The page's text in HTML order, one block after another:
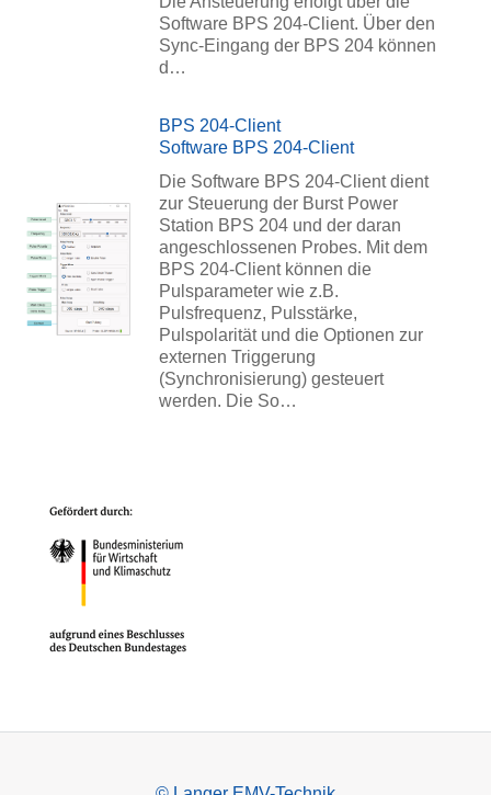
Software BPS 204-Client. Über den
Sync-Eingang der BPS 204 können
d…
BPS 204-Client
Software BPS 204-Client
Die Software BPS 204-Client dient
zur Steuerung der Burst Power
Station BPS 204 und der daran
angeschlossenen Probes. Mit dem
BPS 204-Client können die
Pulsparameter wie z.B.
Pulsfrequenz, Pulsstärke,
Pulspolarität und die Optionen zur
externen Triggerung
(Synchronisierung) gesteuert
werden. Die So…